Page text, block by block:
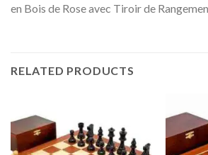
en Bois de Rose avec Tiroir de
RELATED PRODUCTS